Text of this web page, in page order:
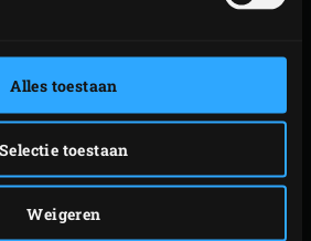
Alles toestaan
Selectie toestaan
Weigeren
af met een stukje bakpapier en
Verwijder het bakpapier en
totdat de cheddar is gesmolten.